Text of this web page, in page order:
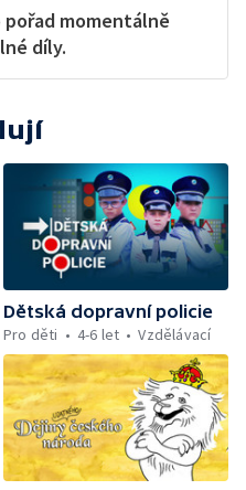
momentálně
díly.
Dětská dopravní policie
Pro děti
4-6 let Vzdělávací